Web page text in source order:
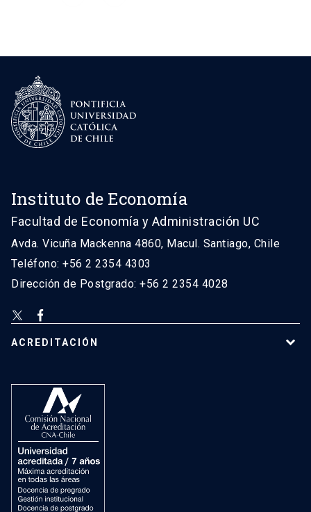
Instituto de Economía
Facultad de Economía y Administración UC
Avda. Vicuña Mackenna 4860, Macul. Santiago, Chile
Teléfono: +56 2 2354 4303
Dirección de Postgrado: +56 2 2354 4028
ACREDITACIÓN